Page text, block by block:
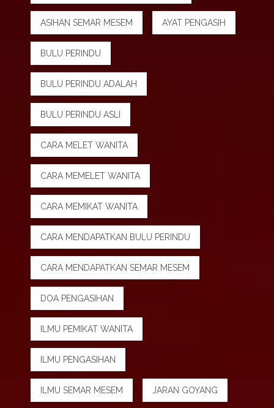
ASIHAN SEMAR MESEM AYAT PENGASIH
BULU PERINDU
BULU PERINDU ADALAH
BULU PERINDU ASLI
CARA MELET WANITA
CARA MEMELET WANITA
CARA MEMIKAT WANITA
CARA MENDAPATKAN BULU PERINDU
CARA MENDAPATKAN SEMAR MESEM
DOA PENGASIHAN
ILMU PEMIKAT WANITA
ILMU PENGASIHAN
ILMU SEMAR MESEM JARAN GOYANG